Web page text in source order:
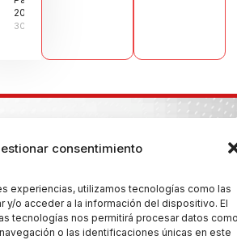
consentimiento
experiencias, utilizamos tecnologías como las
y/o acceder a la información del dispositivo. El
tecnologías nos permitirá procesar datos
o las identificaciones únicas en este
2026
30/07/2026
Ayuntamiento de Argamasilla de Calatrava
y Aviso Legal